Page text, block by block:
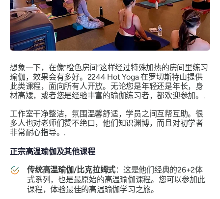
想象一下，在像“橙色房间”这样经过特殊加热的房间里练习
瑜伽，效果会有多好。2244 Hot Yoga 在罗切斯特山提供
此类课程，面向所有人开放。无论您是年轻还是年长，身
材高矮，或者您是经验丰富的瑜伽练习者，都欢迎参加。.
工作室干净整洁，氛围温馨舒适，学员之间互帮互助。很
多人也对老师们赞不绝口，他们知识渊博，而且对初学者
非常耐心指导。.
正宗高温瑜伽及其他课程
传统高温瑜伽/比克拉姆式：这是他们经典的26+2体
式系列，也是最原始的高温瑜伽课程。您可以参加此
课程，体验最佳的高温瑜伽学习之旅。